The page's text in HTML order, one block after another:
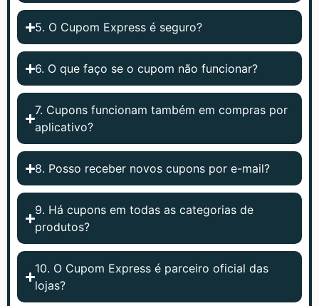
5. O Cupom Express é seguro?
6. O que faço se o cupom não funcionar?
7. Cupons funcionam também em compras por
aplicativo?
8. Posso receber novos cupons por e-mail?
9. Há cupons em todas as categorias de
produtos?
10. O Cupom Express é parceiro oficial das
lojas?